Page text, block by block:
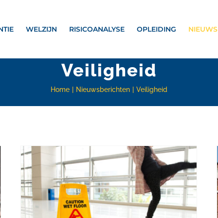
WELZIJN RISICOANALYSE OPLEIDING NIEUWS
Veiligheid
Home Nieuwsberichten Veiligheid